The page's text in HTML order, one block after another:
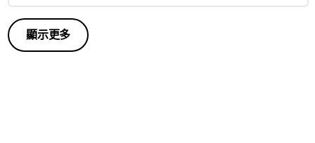
顯示更多